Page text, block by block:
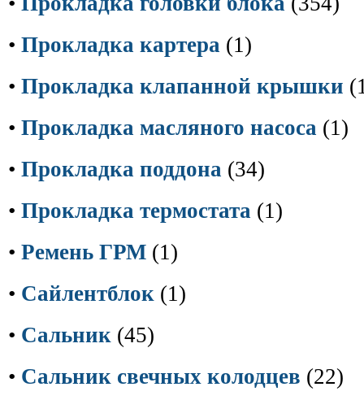
• Прокладка картера (1)
• Прокладка клапанной крышки
• Прокладка масляного насоса (1)
• Прокладка поддона (34)
• Прокладка термостата (1)
• Ремень ГРМ (1)
• Сайлентблок (1)
• Сальник (45)
• Сальник свечных колодцев (22)